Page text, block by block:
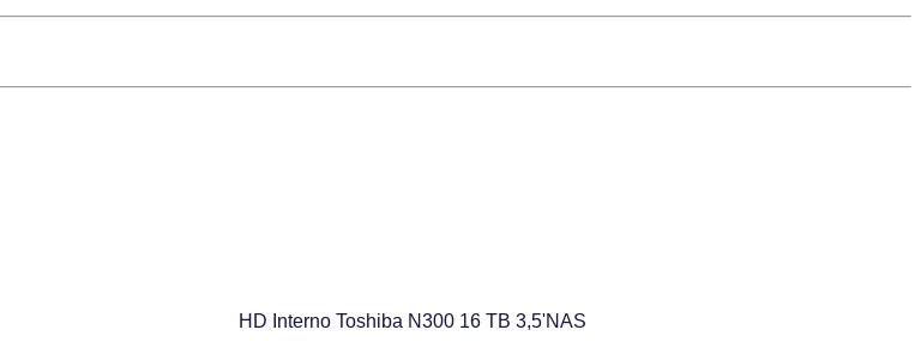
HD Interno Toshiba N300 16 TB 3,5'NAS